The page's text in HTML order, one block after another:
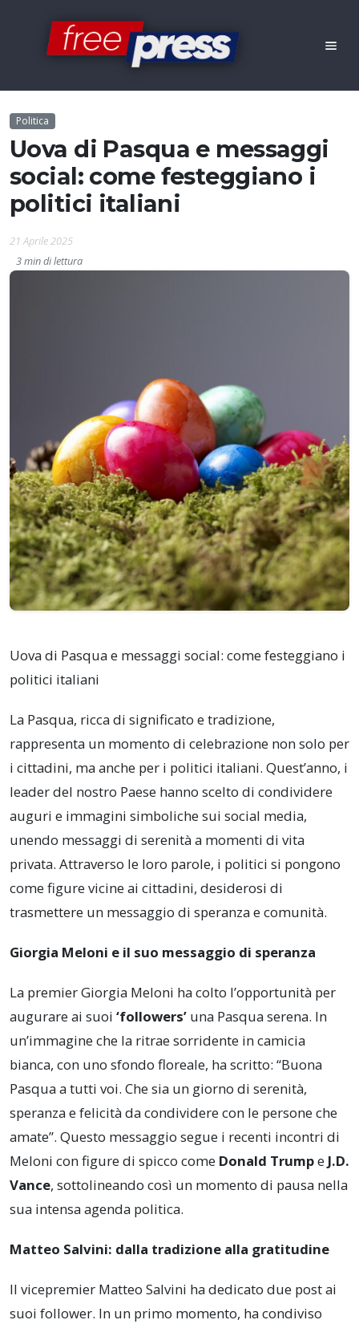
Politica
Uova di Pasqua e messaggi
social: come festeggiano i
politici italiani
21 Aprile 2025
3 min di lettura
Uova di Pasqua e messaggi social: come festeggiano i
politici italiani
La Pasqua, ricca di significato e tradizione,
rappresenta un momento di celebrazione non solo per
i cittadini, ma anche per i politici italiani. Quest’anno, i
leader del nostro Paese hanno scelto di condividere
auguri e immagini simboliche sui social media,
unendo messaggi di serenità a momenti di vita
privata. Attraverso le loro parole, i politici si pongono
come figure vicine ai cittadini, desiderosi di
trasmettere un messaggio di speranza e comunità.
Giorgia Meloni e il suo messaggio di speranza
La premier Giorgia Meloni ha colto l’opportunità per
augurare ai suoi ‘followers’ una Pasqua serena. In
un’immagine che la ritrae sorridente in camicia
bianca, con uno sfondo floreale, ha scritto: “Buona
Pasqua a tutti voi. Che sia un giorno di serenità,
speranza e felicità da condividere con le persone che
amate”. Questo messaggio segue i recenti incontri di
Meloni con figure di spicco come Donald Trumpe J.D.
Vance, sottolineando così un momento di pausa nella
sua intensa agenda politica.
Matteo Salvini: dalla tradizione alla gratitudine
Il vicepremier Matteo Salvini ha dedicato due post ai
suoi follower. In un primo momento, ha condiviso